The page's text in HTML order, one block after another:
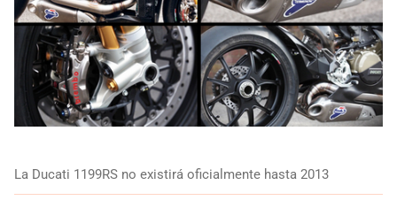
La Ducati 1199RS no existirá oficialmente hasta 2013